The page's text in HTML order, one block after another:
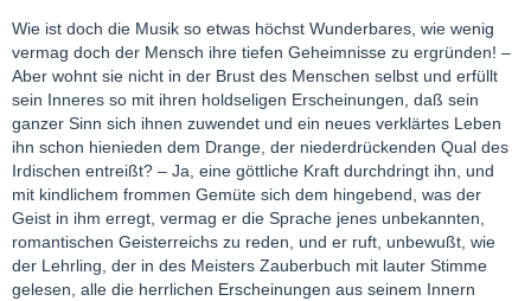
Wie ist doch die Musik so etwas höchst Wunderbares, wie wenig
vermag doch der Mensch ihre tiefen Geheimnisse zu ergründen! –
Aber wohnt sie nicht in der Brust des Menschen selbst und erfüllt
sein Inneres so mit ihren holdseligen Erscheinungen, daß sein
ganzer Sinn sich ihnen zuwendet und ein neues verklärtes Leben
ihn schon hienieden dem Drange, der niederdrückenden Qual des
Irdischen entreißt? – Ja, eine göttliche Kraft durchdringt ihn, und
mit kindlichem frommen Gemüte sich dem hingebend, was der
Geist in ihm erregt, vermag er die Sprache jenes unbekannten,
romantischen Geisterreichs zu reden, und er ruft, unbewußt, wie
der Lehrling, der in des Meisters Zauberbuch mit lauter Stimme
gelesen, alle die herrlichen Erscheinungen aus seinem Innern